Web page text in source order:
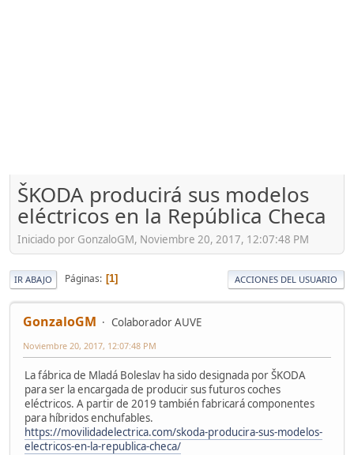
ŠKODA producirá sus modelos
eléctricos en la República Checa
Iniciado por GonzaloGM, Noviembre 20, 2017, 12:07:48 PM
IR ABAJO Páginas 1 ACCIONES DEL USUARIO
GonzaloGM Colaborador AUVE
Noviembre 20, 2017, 12:07:48 PM
La fábrica de Mladá Boleslav ha sido designada por ŠKODA
para ser la encargada de producir sus futuros coches
eléctricos. A partir de 2019 también fabricará componentes
para híbridos enchufables.
https://movilidadelectrica.com/skoda-producira-sus-modelos-
electricos-en-la-republica-checa/